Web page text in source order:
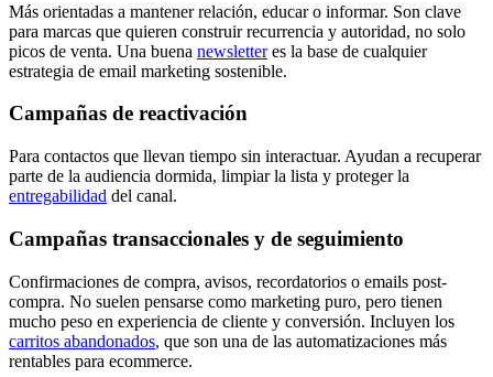
Más orientadas a mantener relación, educar o informar. Son clave
para marcas que quieren construir recurrencia y autoridad, no solo
picos de venta. Una buena newsletteres la base de cualquier
estrategia de email marketing sostenible.
Campañas de reactivación
Para contactos que llevan tiempo sin interactuar. Ayudan a recuperar
parte de la audiencia dormida, limpiar la lista y proteger la
entregabilidad del canal.
Campañas transaccionales y de seguimiento
Confirmaciones de compra, avisos, recordatorios o emails post-
compra. No suelen pensarse como marketing puro, pero tienen
mucho peso en experiencia de cliente y conversión. Incluyen los
carritos abandonados, que son una de las automatizaciones más
rentables para ecommerce.